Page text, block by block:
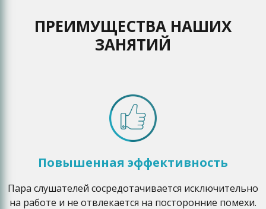
ПРЕИМУЩЕСТВА НАШИХ
ЗАНЯТИЙ
Повышенная эффективность
Пара слушателей сосредотачивается исключительно
на работе и не отвлекается на посторонние помехи.